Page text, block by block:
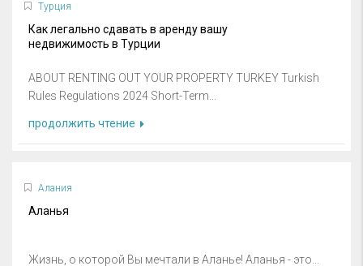
Турция
Как легально сдавать в аренду вашу
недвижимость в Турции
ABOUT RENTING OUT YOUR PROPERTY TURKEY Turkish
Rules Regulations 2024 Short-Term...
продолжить чтение
Алания
Аланья
Жизнь, о которой Вы мечтали в Аланье! Аланья - это...